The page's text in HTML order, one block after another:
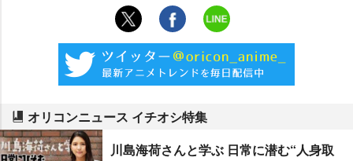
オリコンニュース イチオシ特集
川島海荷さんと学ぶ 日常に潜む“人身取